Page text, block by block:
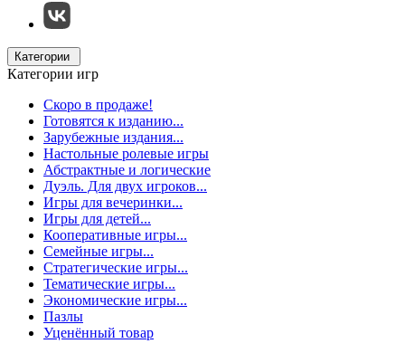
Категории
Категории игр
Скоро в продаже!
Готовятся к изданию...
Зарубежные издания...
Настольные ролевые игры
Абстрактные и логические
Дуэль. Для двух игроков...
Игры для вечеринки...
Игры для детей...
Кооперативные игры...
Семейные игры...
Стратегические игры...
Тематические игры...
Экономические игры...
Пазлы
Уценённый товар